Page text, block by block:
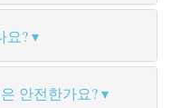
요?
안전한가요?